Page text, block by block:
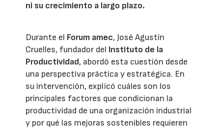
ni su crecimiento a largo plazo.
Durante el Forum amec, José Agustín
Cruelles, fundador del Instituto de la
Productividad, abordó esta cuestión desde
una perspectiva práctica y estratégica. En
su intervención, explicó cuáles son los
principales factores que condicionan la
productividad de una organización industrial
y por qué las mejoras sostenibles requieren